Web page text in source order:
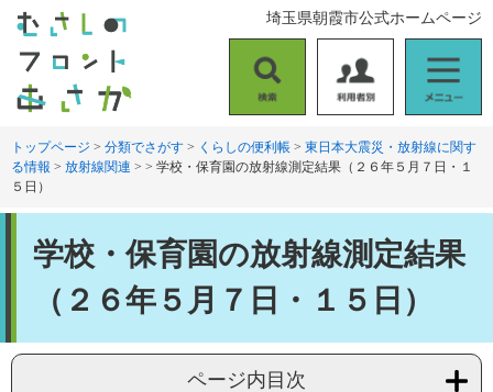
す
。
し
て
索
用
者
別
ニ
ュ
ー
埼玉県朝霞市公式ホームページ
トップページ > 分類でさがす > くらしの便利帳 > 東日本大震災・放射線に関す
る情報 > 放射線関連 > > 学校・保育園の放射線測定結果（２６年５月７日・１
５日）
学校・保育園の放射線測定結果
（２６年５月７日・１５日）
ページ内目次